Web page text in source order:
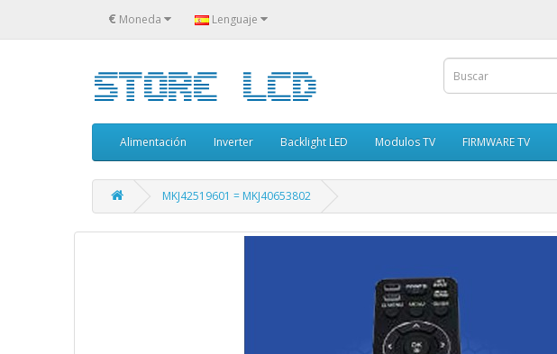
€ Moneda Lenguaje
Alimentación Inverter Backlight LED Modulos TV FIRMWARE TV
MKJ42519601 = MKJ40653802